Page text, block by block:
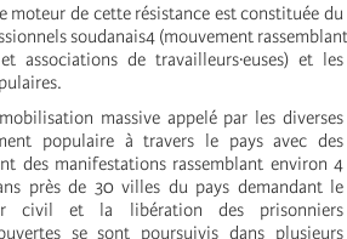
moteur de cette résistance est constituée du
soudanais4 (mouvement rassemblant
associations de travailleurs·euses) et les
massive appelé par les diverses
populaire à travers le pays avec des
des manifestations rassemblant environ 4
près de 30 villes du pays demandant le
civil et la libération des prisonniers
se sont poursuivis dans plusieurs